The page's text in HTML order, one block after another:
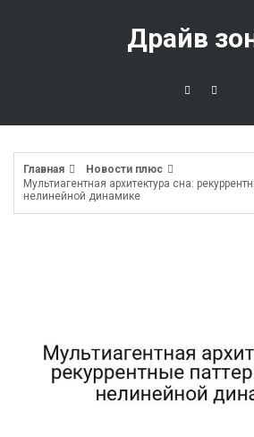
Драйв
Главная
Новости плюс
Мультиагентная архитектура сна:
нелинейной динамике